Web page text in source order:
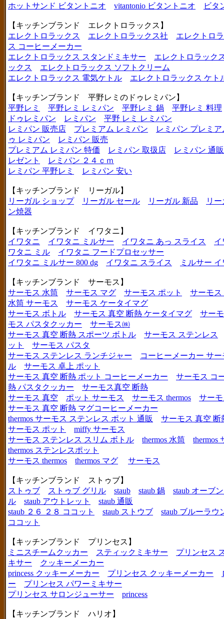
ホットサンド ビタントニオ
vitantonio ビタントニオ ビタ
【キッチンブランド エレクトロラックス】
エレクトロラックス
エレクトロラックス社
エレクトロ
ス コーヒーメーカー
エレクトロラックス スタンドミキサー
エレクトロラック
ックス
エレクトロラックス ソフトクリーム
エレクトロラックス 電気ケトル
エレクトロラックス ケト
【キッチンブランド 平野レミのドゥレミパン】
平野レミ
平野レミ レミパン 平野レミ 鍋
平野レミ 料理
ドゥレミパン
レミパン
平野 レミ レミパン
レミパン 販売店
プレミアム レミパン
レミパン プレミア
ゥ レミパン
レミパン 販売
プレミアム レミパン 特価
レミパン 取扱店
レミパン 通販
レゼント
レミパン ２４ｃｍ
レミパン 平野レミ
レミパン 安い
【キッチンブランド リーガル】
リーガル ショップ
リーガル セール リーガル 新品
リ
ン焼器
【キッチンブランド イワタニ】
イワタニ
イワタニ ミルサー イワタニ あっ スライス
イ
ワタニ ミル
イワタニ フードプロセッサー
イワタニ ミルサー 800 dg
イワタニ スライス ミルサー
【キッチンブランド サーモス】
サーモス 水筒
サーモス マグ サーモス ポット
サーモス
水筒 サーモス
サーモス ケータイマグ
サーモス ボトル
サーモス 真空 断熱 ケータイマグ
サー
モス パスタクッカー
サーモス㈱
サーモス 真空 断熱 スポーツ ボトル
サーモス ステンレス
ット
サーモス パスタ
サーモス ステンレス ランチジャー
コーヒーメーカー サー
ル
サーモス 卓上 ポット
サーモス 真空 断熱 ポット コーヒーメーカー
サーモス コ
熱 パスタクッカー
サーモス真空 断熱
サーモス 真空
ポット サーモス サーモス thermos
サー
サーモス 真空 断熱 マグコーヒーメーカー
thermos サーモス ステンレス ポット 通販
サーモス 真空 断
サーモス ポット
miffy サーモス
サーモス ステンレス スリム ボトル
thermos 水筒
thermos
thermos ステンレスポット
サーモス thermos
thermos マグ サーモス
【キッチンブランド ストゥブ】
ストゥブ
ストゥブ グリル staub staub 鍋
staub オーブ
ル
staub アウトレット
staub 通販
staub ２６ ２８ ココット
staub ストウブ
staub ブルーラウ
ココット
【キッチンブランド プリンセス】
ミニスチームクッカー
スティックミキサー
プリンセス
キサー
クッキーメーカー
princess クッキーメーカー
プリンセス クッキーメーカー
ー
プリンセス パワーミキサー
プリンセス サロンジューサー
princess
【キッチンブランド ハリオ】